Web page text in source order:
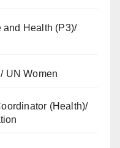
and Health (P3)/
UN Women
(Health)/